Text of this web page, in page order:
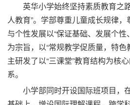
英华小学始终坚持素质教育之
人教育”。学部尊重儿童成长规律
与个性发展以“保证基础、发展个
为宗旨，以“常规教学促质量，特色
主研发了以“三课堂”教育结构为核
系。
小学部同时开设国际班项目，在